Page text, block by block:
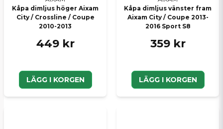
Kåpa dimljus höger Aixam
City / Crossline / Coupe
2010-2013
449 kr
LÄGG I KORGEN
Kåpa dimljus vänster fram
Aixam City / Coupe 2013-
2016 Sport S8
359 kr
LÄGG I KORGEN